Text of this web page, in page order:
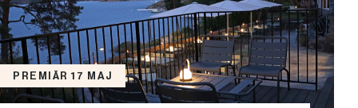
PREMIÄR 17 MAJ